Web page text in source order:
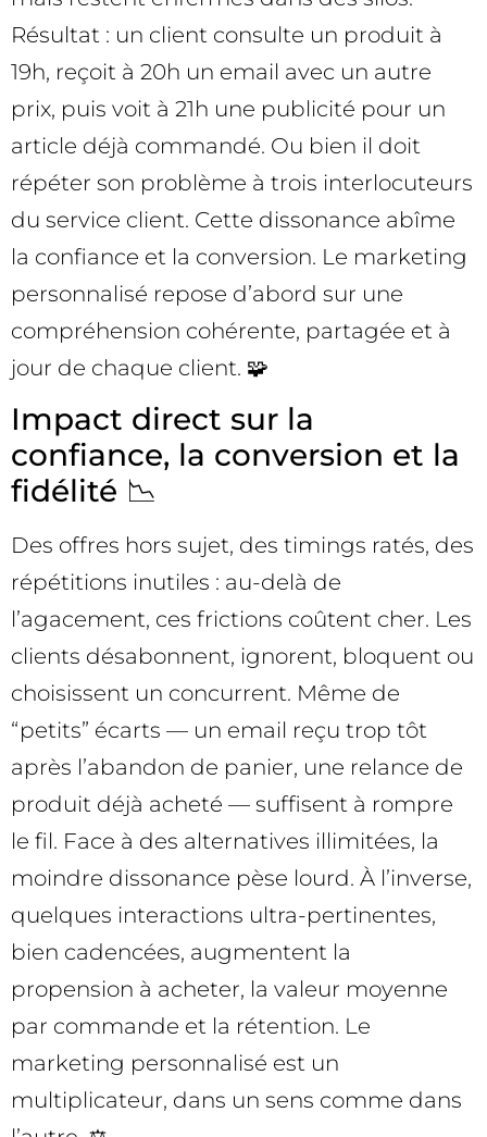
Résultat : un client consulte un produit à
19h, reçoit à 20h un email avec un autre
prix, puis voit à 21h une publicité pour un
article déjà commandé. Ou bien il doit
répéter son problème à trois interlocuteurs
du service client. Cette dissonance abîme
la confiance et la conversion. Le marketing
personnalisé repose d’abord sur une
compréhension cohérente, partagée et à
jour de chaque client. 🧩
Impact direct sur la
confiance, la conversion et la
fidélité 📉
Des offres hors sujet, des timings ratés, des
répétitions inutiles : au-delà de
l’agacement, ces frictions coûtent cher. Les
clients désabonnent, ignorent, bloquent ou
choisissent un concurrent. Même de
“petits” écarts — un email reçu trop tôt
après l’abandon de panier, une relance de
produit déjà acheté — suffisent à rompre
le fil. Face à des alternatives illimitées, la
moindre dissonance pèse lourd. À l’inverse,
quelques interactions ultra-pertinentes,
bien cadencées, augmentent la
propension à acheter, la valeur moyenne
par commande et la rétention. Le
marketing personnalisé est un
multiplicateur, dans un sens comme dans